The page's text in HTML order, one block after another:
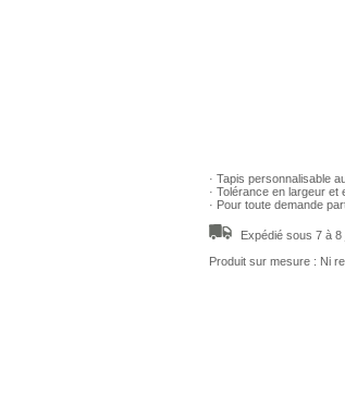
· Tapis personnalisable
· Tolérance en largeur et
· Pour toute demande
Expédié sous 7 à
Produit sur mesure : Ni